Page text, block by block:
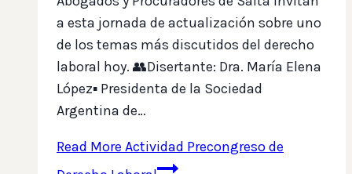
a esta jornada de actualización sobre uno
de los temas más discutidos del derecho
laboral hoy. 👥Disertante: Dra. María Elena
López▪️ Presidenta de la Sociedad
Argentina de…
Read More Actividad Precongreso de